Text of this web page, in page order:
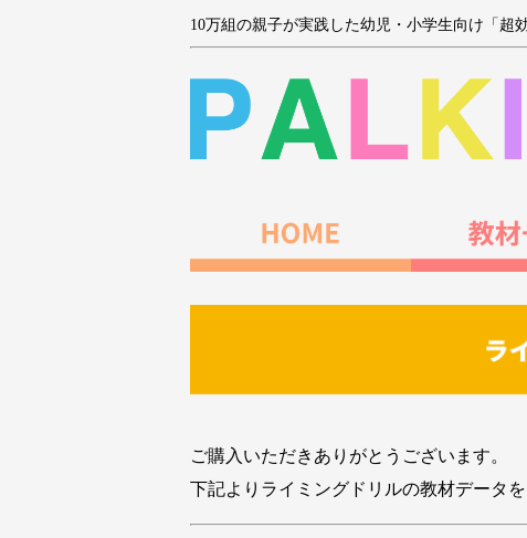
10万組の親子が実践した幼児・小学生向け「超
ご購入いただきありがとうございます。
下記よりライミングドリルの教材データ